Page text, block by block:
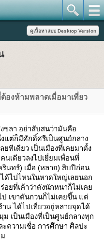
องห้ามพลาดเมื่อมาเที่ยว
ขลา อย่าสับสนว่ามันคือ
แต่ก็มีศักดิ์ศรีเป็นศูนย์กลาง
ยทีเดียว เป็นเมืองที่เคยมาตั้ง
เดียวลงไปเยี่ยมเพื่อนที่
รินทร์) เมื่อ (หลาย) สิบปีก่อน
ด้ไปไหนในหาดใหญ่เลยนอก
อยที่เค้าว่าดังนักหนาก็ไม่เค
ป เขาตันกวนก็ไม่เคยขึ้น ต่
น ได้ไปเที่ยวอยู่หลายจุดได้
เป็นเมืองที่เป็นศูนย์กลางทุก
ความเชื่อ การศึกษา ศิลปะ